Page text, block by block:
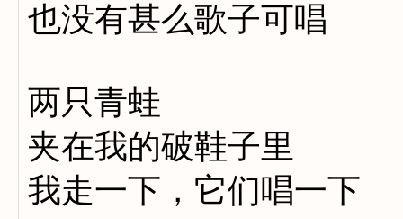
也没有甚么歌子可唱
两只青蛙
夹在我的破鞋子里
我走一下，它们唱一下